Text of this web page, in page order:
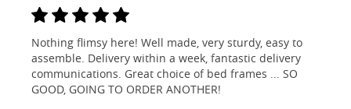
Nothing flimsy here! Well made, very sturdy, easy to
assemble. Delivery within a week, fantastic delivery
communications. Great choice of bed frames ... SO
GOOD, GOING TO ORDER ANOTHER!